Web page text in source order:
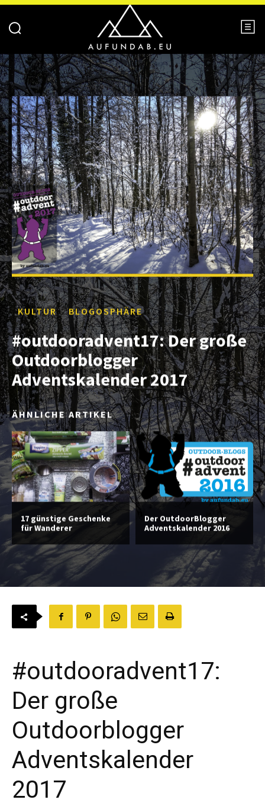
KULTUR BLOGOSPHÄRE
#outdooradvent17: Der große
Outdoorblogger
Adventskalender 2017
ÄHNLICHE ARTIKEL
17 günstige Geschenke
für Wanderer
Der OutdoorBlogger
Adventskalender 2016
#outdooradvent17:
Der große
Outdoorblogger
Adventskalender
2017